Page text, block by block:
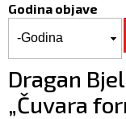
Godina objave
Dragan
„Čuvara